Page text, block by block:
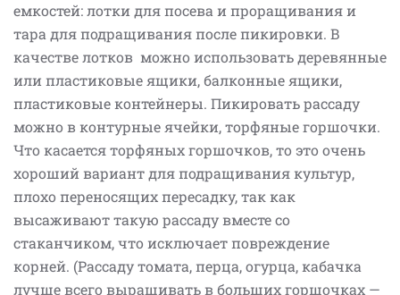
емкостей: лотки для посева и проращивания и
тара для подращивания после пикировки. В
качестве лотков можно использовать деревянные
или пластиковые ящики, балконные ящики,
пластиковые контейнеры. Пикировать рассаду
можно в контурные ячейки, торфяные горшочки.
Что касается торфяных горшочков, то это очень
хороший вариант для подращивания культур,
плохо переносящих пересадку, так как
высаживают такую рассаду вместе со
стаканчиком, что исключает повреждение
корней. (Рассаду томата, перца, огурца, кабачка
лучше всего выращивать в больших горшочках —